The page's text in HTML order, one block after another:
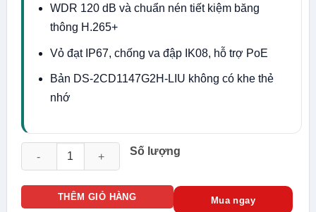
WDR 120 dB và chuẩn nén tiết kiệm băng
thông H.265+
Vỏ đạt IP67, chống va đập IK08, hỗ trợ PoE
Bản DS-2CD1147G2H-LIU không có khe thẻ
nhớ
Số lượng
Camera Hikvision IP bán cầu 4MP DS-2CD1147G2H-LIU
THÊM GIỎ HÀNG Mua ngay